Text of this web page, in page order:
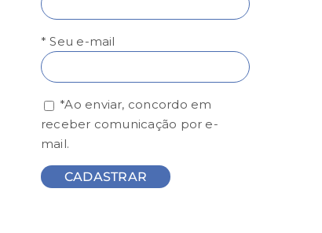
* Seu e-mail
*Ao enviar, concordo em
receber comunicação por e-
mail.